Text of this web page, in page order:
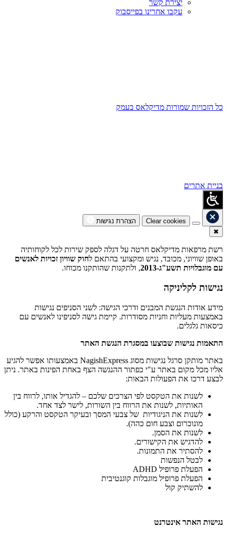
יצירת קשר
עקבו אחרינו בפייסבוק
כל הזכויות שמורות מדיקלאס בעמק
בניית אתרים
Clear cookies
הצהרת נגישות
✖
רשת מרפאות מדיקלאס חרטה על דגלה לספק שירות לכל לקוחותיה
באופן שוויוני, מכובד, נגיש ומקצועי בהתאם לחוק שוויון זכויות לאנשים
עם מוגבלויות תשע"ג-2013
, ולתקנות שהותקנו מכוחו.
נגישות לקליניקה
מידע אודות הנגשת המבנים ודרכי הגישה: לשני הסניפים נגישות
באמצעות מעליות וחניות מסודרות. קיימת גישה לסניפינו לאנשים עם
כיסאות גלגלים.
התאמות נגישות שבוצעו במסגרת הנגשת האתר
באתר מותקן סרגל נגישות מסוג NagishExpress באמצעותו אפשר להגיע
אליו מכל מקום באתר ע"י כפתור ההנגשה הצף באחת הפינות באתר. ניתן
לבצע דרכו את הפעולות הבאות:
לשנות את הטקסט לפי הצרכים שלכם – להגדיל אותו, לרווח בין
האותיות, לשנות את הרווח בין השורות, לישר לצד אחד.
לשנות את הניגודיות של צבעי המסך ובעיקר הטקסט והרקע (כולל
מונוכרום וצבע חום כהה).
לשנות את הסמן.
להדגיש את הקישורים.
להסתיר את התמונות.
לבטל הנפשות
הפעלת פרופיל ADHD
הפעלת פרופיל מוגבלות קוגנטיבית
להשתיק קול
נגישות האתר אינטרנט